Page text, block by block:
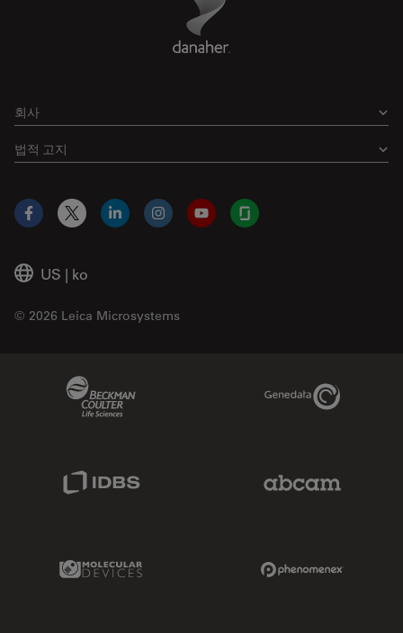
회사
법적 고지
US | ko
© 2026 Leica Microsystems
Facebook
X LinkedInInstagramYouTubeGlassdoor
Genedata Link
Molecular Devices Link